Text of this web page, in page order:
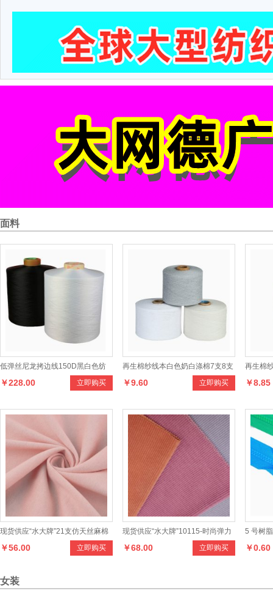
面料
低弹丝尼龙拷边线150D黑白色纺
织辅料锁边线服饰箱包丝线家纺
立即购买
￥228.00
再生棉纱线本白色奶白涤棉7支8支
10支21支漂白棉纱 立即购买
￥9.60
再生棉
色织手
￥8.85
现货供应“水大牌”21支仿天丝麻棉
针织汗布面料，色泽多样、手感舒
服、T恤等时尚休闲服装
立即购买
￥56.00
现货供应“水大牌”10115-时尚弹力
单条欧面绒系列产品,，款式多样，
服装
立即购买
￥68.00
5 号树
装棉服
￥0.60
女装